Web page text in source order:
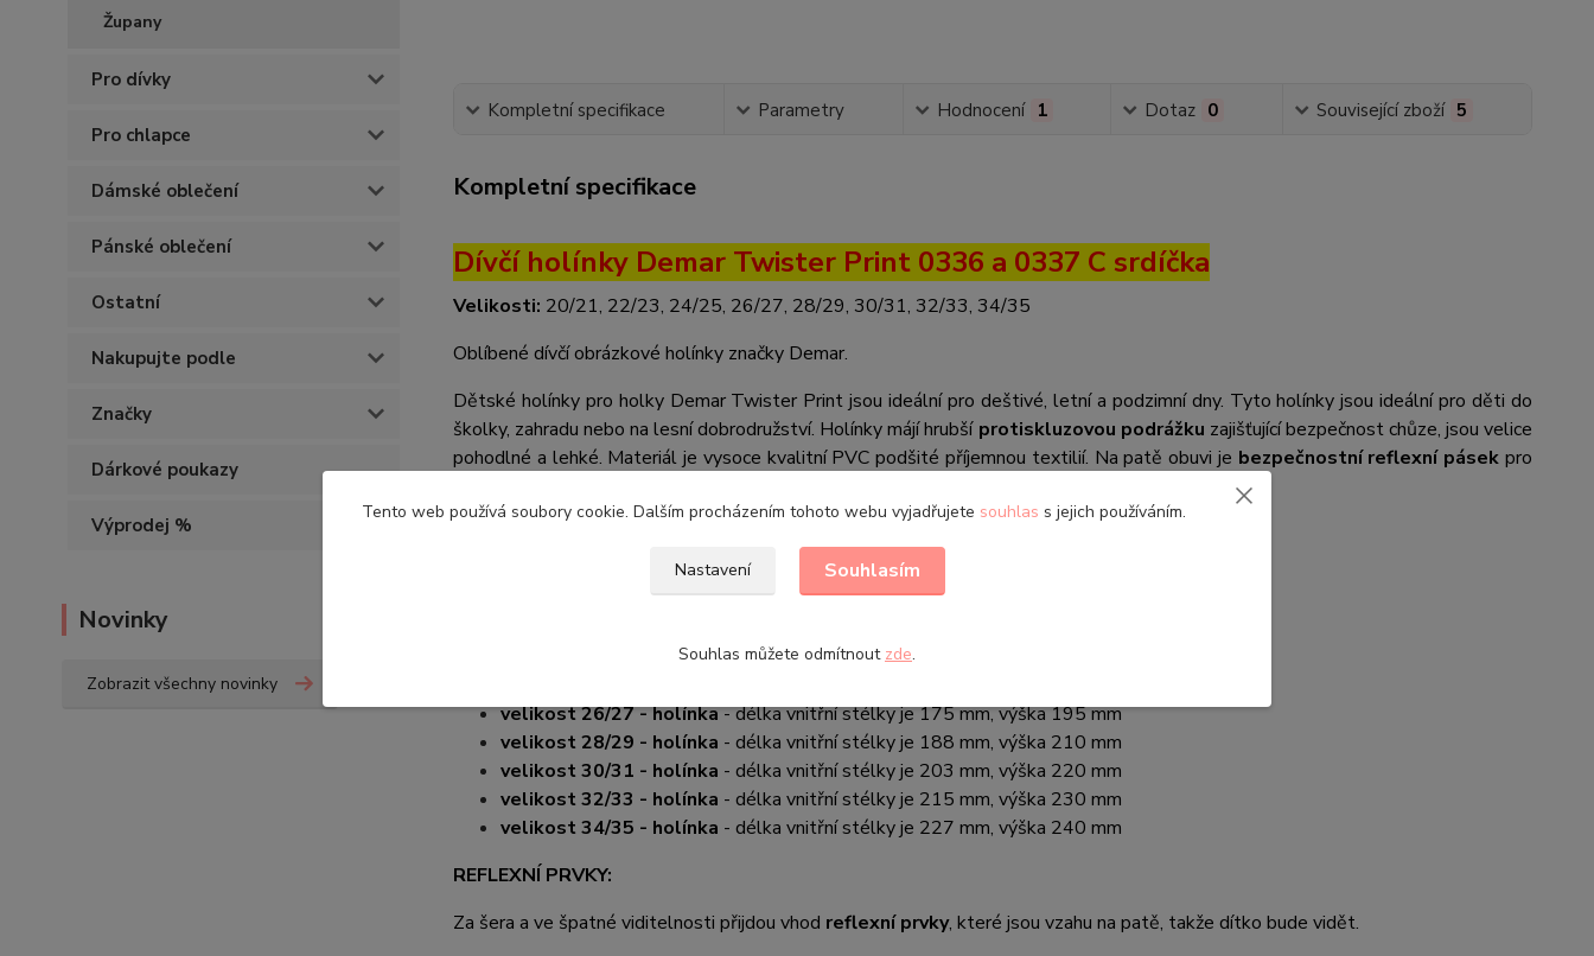
Župany
Pro dívky
Pro chlapce
Dámské oblečení
Pánské oblečení
Ostatní
Nakupujte podle
Značky
Dárkové poukazy
Výprodej %
Novinky
Zobrazit všechny novinky
Kompletní specifikace Parametry Hodnocení 1 Dotaz 0 Související zboží 5
Kompletní specifikace
Dívčí holínky Demar Twister Print 0336 a 0337 C srdíčka
Velikosti: 20/21, 22/23, 24/25, 26/27, 28/29, 30/31, 32/33, 34/35
Oblíbené dívčí obrázkové holínky značky Demar.
Dětské holínky pro holky Demar Twister Print jsou ideální pro deštivé, letní a podzimní dny. Tyto holínky jsou ideální pro děti do
školky, zahradu nebo na lesní dobrodružství. Holínky májí hrubší protiskluzovou podrážku zajišťující bezpečnost chůze, jsou velice
pohodlné a lehké. Materiál je vysoce kvalitní PVC podšité příjemnou textilií. Na patě obuvi je bezpečnostní reflexní pásek pro
velikost 22/23 - holínka- délka vnitřní stélky je 151 mm, výška 165 mm
velikost 26/27 - holínka- délka vnitřní stélky je 175 mm, výška 195 mm
velikost 28/29 - holínka - délka vnitřní stélky je 188 mm, výška 210 mm
velikost 30/31 - holínka - délka vnitřní stélky je 203 mm, výška 220 mm
velikost 32/33 - holínka - délka vnitřní stélky je 215 mm, výška 230 mm
velikost 34/35 - holínka - délka vnitřní stélky je 227 mm, výška 240 mm
REFLEXNÍ PRVKY:
Za šera a ve špatné viditelnosti přijdou vhod reflexní prvky, které jsou vzahu na patě, takže dítko bude vidět.
Tento web používá soubory cookie. Dalším procházením tohoto webu vyjadřujete souhlas s jejich používáním.
Nastavení Souhlasím
Souhlas můžete odmítnout zde.